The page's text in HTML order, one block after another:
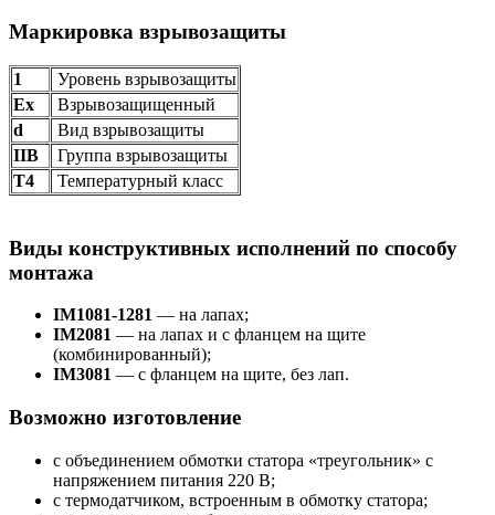
Маркировка взрывозащиты
1
Уровень взрывозащиты
Ех
Взрывозащищенный
d
Вид взрывозащиты
IIB
Группа взрывозащиты
Т4
Температурный класс
Виды конструктивных исполнений по способу
монтажа
IM1081-1281 — на лапах;
IM2081 — на лапах и с фланцем на щите
(комбинированный);
IM3081 — с фланцем на щите, без лап.
Возможно изготовление
с объединением обмотки статора «треугольник» с
напряжением питания 220 В;
с термодатчиком, встроенным в обмотку статора;